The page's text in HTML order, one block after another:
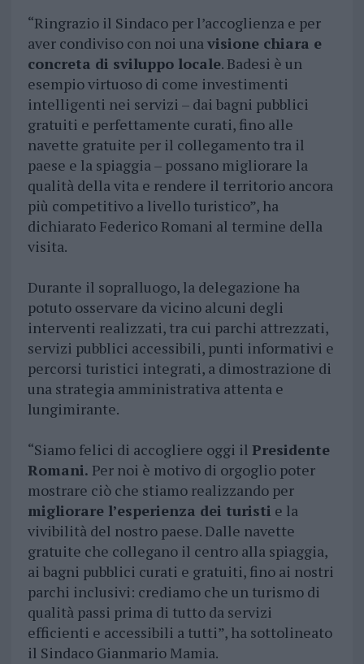
“Ringrazio il Sindaco per l’accoglienza e per
aver condiviso con noi unavisione chiara e
concreta di sviluppo locale. Badesi è un
esempio virtuoso di come investimenti
intelligenti nei servizi – dai bagni pubblici
gratuiti e perfettamente curati, fino alle
navette gratuite per il collegamento tra il
paese e la spiaggia – possano migliorare la
qualità della vita e rendere il territorio ancora
più competitivo a livello turistico”, ha
dichiarato Federico Romani al termine della
visita.
Durante il sopralluogo, la delegazione ha
potuto osservare da vicino alcuni degli
interventi realizzati, tra cui parchi attrezzati,
servizi pubblici accessibili, punti informativi e
percorsi turistici integrati, a dimostrazione di
una strategia amministrativa attenta e
lungimirante.
“Siamo felici di accogliere oggi il Presidente
Romani. Per noi è motivo di orgoglio poter
mostrare ciò che stiamo realizzando per
migliorare l’esperienza dei turisti e la
vivibilità del nostro paese. Dalle navette
gratuite che collegano il centro alla spiaggia,
ai bagni pubblici curati e gratuiti, fino ai nostri
parchi inclusivi: crediamo che un turismo di
qualità passi prima di tutto da servizi
efficienti e accessibili a tutti”, ha sottolineato
il Sindaco Gianmario Mamia.